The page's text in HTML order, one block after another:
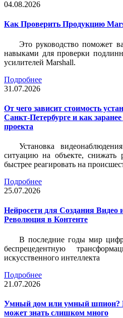
04.08.2026
Как Проверить Продукцию
Это руководство поможет
навыками для проверки
усилителей Marshall.
Подробнее
31.07.2026
От чего зависит стоимость
Санкт-Петербурге и как
проекта
Установка
ситуацию на объекте,
быстрее реагировать на
Подробнее
25.07.2026
Нейросети для Создания
Революция в Контенте
В последние годы мир
беспрецедентную
искусственного интеллекта
Подробнее
21.07.2026
Умный дом или умный шпион?
может знать слишком много